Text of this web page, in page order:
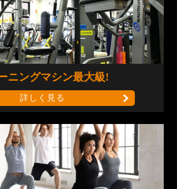
ニングマシン最大級!
詳しく見る